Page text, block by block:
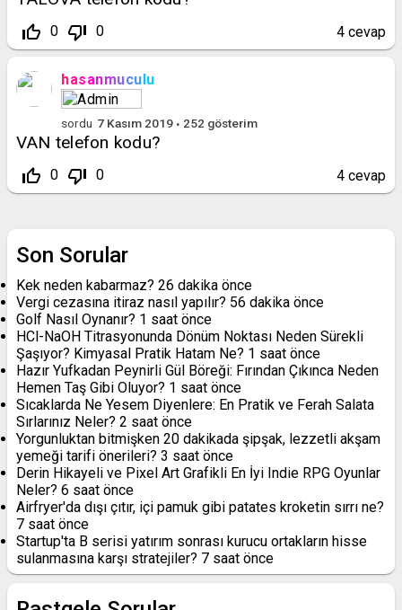
thumb_up_off_alt 0 thumb_down_off_alt 0 4 cevap
hasanmuculu
sordu 7 Kasım 2019 252 gösterim
VAN telefon kodu?
thumb_up_off_alt 0 thumb_down_off_alt 0 4 cevap
Son Sorular
Kek neden kabarmaz? 26 dakika önce
Vergi cezasına itiraz nasıl yapılır? 56 dakika önce
Golf Nasıl Oynanır? 1 saat önce
HCl-NaOH Titrasyonunda Dönüm Noktası Neden Sürekli
Şaşıyor? Kimyasal Pratik Hatam Ne? 1 saat önce
Hazır Yufkadan Peynirli Gül Böreği: Fırından Çıkınca Neden
Hemen Taş Gibi Oluyor? 1 saat önce
Sıcaklarda Ne Yesem Diyenlere: En Pratik ve Ferah Salata
Sırlarınız Neler? 2 saat önce
Yorgunluktan bitmişken 20 dakikada şipşak, lezzetli akşam
yemeği tarifi önerileri? 3 saat önce
Derin Hikayeli ve Pixel Art Grafikli En İyi Indie RPG Oyunlar
Neler? 6 saat önce
Airfryer'da dışı çıtır, içi pamuk gibi patates kroketin sırrı ne?
7 saat önce
Startup'ta B serisi yatırım sonrası kurucu ortakların hisse
sulanmasına karşı stratejiler? 7 saat önce